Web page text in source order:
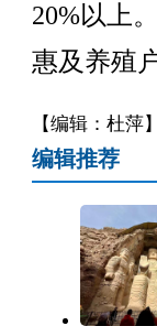
20%以上
惠及养殖
【编辑：杜萍】
编辑推荐